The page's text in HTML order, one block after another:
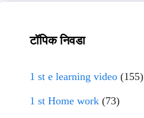
टॉपिक निवडा
1 st e learning video (155)
1 st Home work (73)